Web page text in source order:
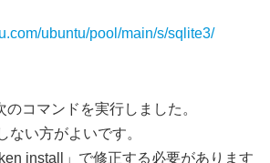
ubuntu/pool/main/s/sqlite3/
コマンドを実行しました。
ない方がよいです。
install」で修正する必要があります